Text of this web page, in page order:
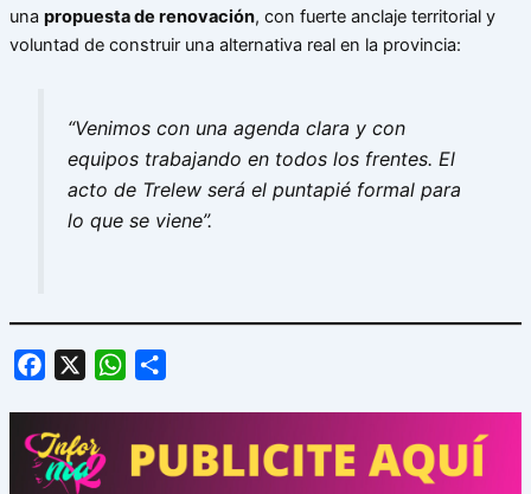
una propuesta de renovación, con fuerte anclaje territorial y
voluntad de construir una alternativa real en la provincia:
“Venimos con una agenda clara y con
equipos trabajando en todos los frentes. El
acto de Trelew será el puntapié formal para
lo que se viene”.
Facebook WhatsApp